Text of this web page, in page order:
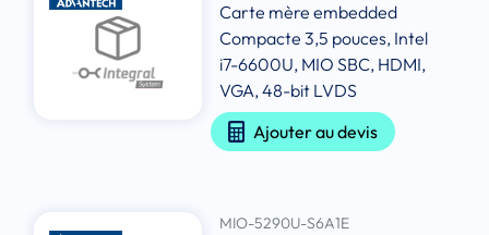
Carte mère embedded
Compacte 3,5 pouces, Intel
i7-6600U, MIO SBC, HDMI,
VGA, 48-bit LVDS
Ajouter au devis
MIO-5290U-S6A1E